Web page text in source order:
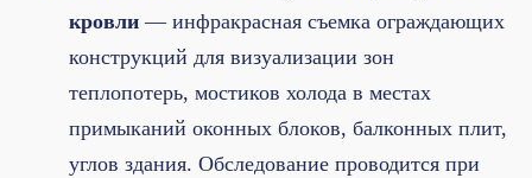
кровли— инфракрасная съемка ограждающих
конструкций для визуализации зон
теплопотерь, мостиков холода в местах
примыканий оконных блоков, балконных плит,
углов здания. Обследование проводится при